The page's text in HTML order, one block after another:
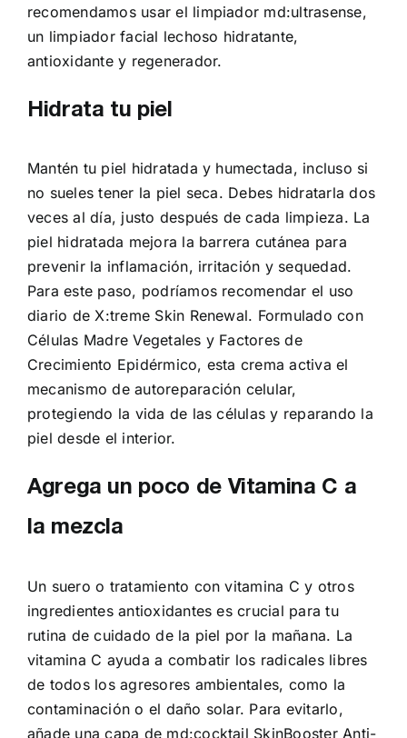
recomendamos usar el limpiador md:ultrasense,
un limpiador facial lechoso hidratante,
antioxidante y regenerador.
Hidrata tu piel
Mantén tu piel hidratada y humectada, incluso si
no sueles tener la piel seca. Debes hidratarla dos
veces al día, justo después de cada limpieza. La
piel hidratada mejora la barrera cutánea para
prevenir la inflamación, irritación y sequedad.
Para este paso, podríamos recomendar el uso
diario de X:treme Skin Renewal. Formulado con
Células Madre Vegetales y Factores de
Crecimiento Epidérmico, esta crema activa el
mecanismo de autoreparación celular,
protegiendo la vida de las células y reparando la
piel desde el interior.
Agrega un poco de Vitamina C a
la mezcla
Un suero o tratamiento con vitamina C y otros
ingredientes antioxidantes es crucial para tu
rutina de cuidado de la piel por la mañana. La
vitamina C ayuda a combatir los radicales libres
de todos los agresores ambientales, como la
contaminación o el daño solar. Para evitarlo,
añade una capa de md:cocktail SkinBooster Anti-